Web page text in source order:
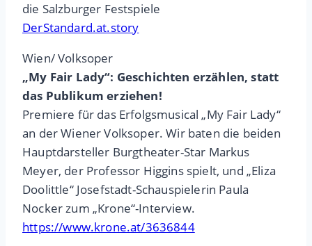
die Salzburger Festspiele
DerStandard.at.story
Wien/ Volksoper
„My Fair Lady“: Geschichten erzählen, statt
das Publikum erziehen!
Premiere für das Erfolgsmusical „My Fair Lady“
an der Wiener Volksoper. Wir baten die beiden
Hauptdarsteller Burgtheater-Star Markus
Meyer, der Professor Higgins spielt, und „Eliza
Doolittle“ Josefstadt-Schauspielerin Paula
Nocker zum „Krone“-Interview.
https://www.krone.at/3636844